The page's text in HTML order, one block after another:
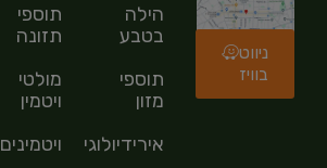
ניווט
בוויז
הילה
בטבע
תוספי
מזון
אירידיולוגיה
תוספי
תזונה
מולטי
ויטמין
ויטמינים